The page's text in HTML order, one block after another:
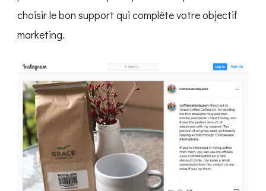
choisir le bon support qui complète votre objectif
marketing.